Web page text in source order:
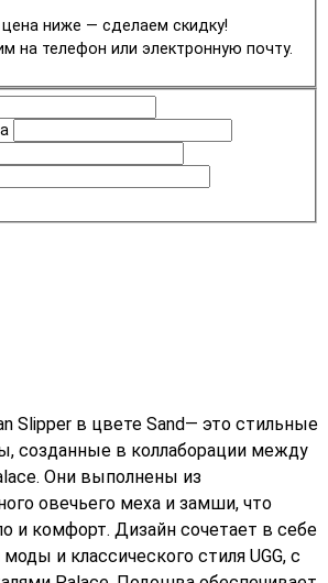
цена ниже — сделаем скидку!
на телефон или электронную почту.
Slipper в цвете Sand— это стильные
созданные в коллаборации между
Они выполнены из
овечьего меха и замши, что
и комфорт. Дизайн сочетает в себе
и классического стиля UGG, с